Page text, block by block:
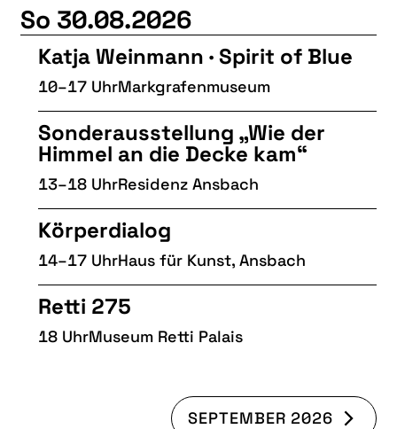
So 30.08.2026
Katja Weinmann · Spirit of Blue
10–17 UhrMarkgrafenmuseum
Sonderausstellung „Wie der
Himmel an die Decke kam“
13–18 UhrResidenz Ansbach
Körperdialog
14–17 UhrHaus für Kunst, Ansbach
Retti 275
18 UhrMuseum Retti Palais
SEPTEMBER 2026